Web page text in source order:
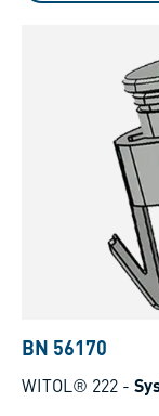
BN 56170
WITOL® 222 -